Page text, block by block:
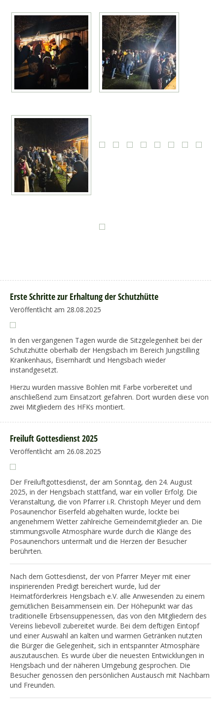
Erste Schritte zur Erhaltung der Schutzhütte
Veröffentlicht am 28.08.2025
In den vergangenen Tagen wurde die Sitzgelegenheit bei der
Schutzhütte oberhalb der Hengsbach im Bereich Jungstilling
Krankenhaus, Eisernhardt und Hengsbach wieder
instandgesetzt.
Hierzu wurden massive Bohlen mit Farbe vorbereitet und
anschließend zum Einsatzort gefahren. Dort wurden diese von
zwei Mitgliedern des HFKs montiert.
Freiluft Gottesdienst 2025
Veröffentlicht am 26.08.2025
Der Freiluftgottesdienst, der am Sonntag, den 24. August
2025, in der Hengsbach stattfand, war ein voller Erfolg. Die
Veranstaltung, die von Pfarrer i.R. Christoph Meyer und dem
Posaunenchor Eiserfeld abgehalten wurde, lockte bei
angenehmem Wetter zahlreiche Gemeindemitglieder an. Die
stimmungsvolle Atmosphäre wurde durch die Klänge des
Posaunenchors untermalt und die Herzen der Besucher
berührten.
Nach dem Gottesdienst, der von Pfarrer Meyer mit einer
inspirierenden Predigt bereichert wurde, lud der
Heimatförderkreis Hengsbach e.V. alle Anwesenden zu einem
gemütlichen Beisammensein ein. Der Höhepunkt war das
traditionelle Erbsensuppenessen, das von den Mitgliedern des
Vereins liebevoll zubereitet wurde. Bei dem deftigen Eintopf
und einer Auswahl an kalten und warmen Getränken nutzten
die Bürger die Gelegenheit, sich in entspannter Atmosphäre
auszutauschen. Es wurde über die neuesten Entwicklungen in
Hengsbach und der näheren Umgebung gesprochen. Die
Besucher genossen den persönlichen Austausch mit Nachbarn
und Freunden.